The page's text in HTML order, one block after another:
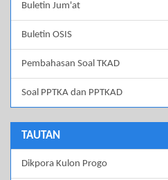
Buletin Jum'at
Buletin OSIS
Pembahasan Soal TKAD
Soal PPTKA dan PPTKAD
TAUTAN
Dikpora Kulon Progo